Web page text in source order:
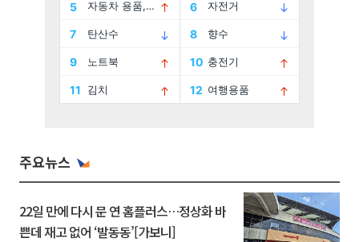
주요뉴스
22일 만에 다시 문 연 홈플러스…정상화 바
쁜데 재고 없어 ‘발동동’[가보니]